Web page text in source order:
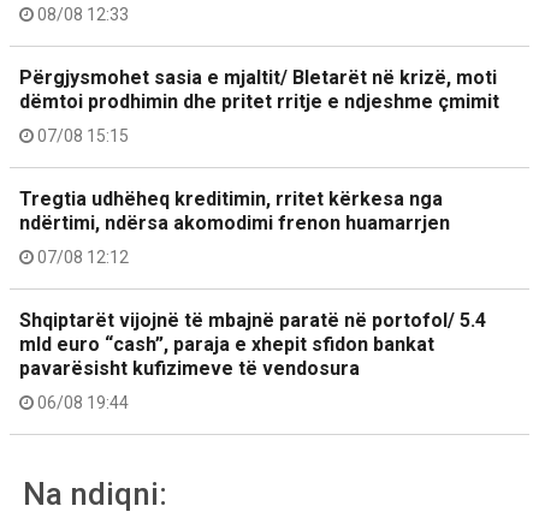
08/08 12:33
Përgjysmohet sasia e mjaltit/ Bletarët në krizë, moti
dëmtoi prodhimin dhe pritet rritje e ndjeshme çmimit
07/08 15:15
Tregtia udhëheq kreditimin, rritet kërkesa nga
ndërtimi, ndërsa akomodimi frenon huamarrjen
07/08 12:12
Shqiptarët vijojnë të mbajnë paratë në portofol/ 5.4
mld euro “cash”, paraja e xhepit sfidon bankat
pavarësisht kufizimeve të vendosura
06/08 19:44
Na ndiqni: